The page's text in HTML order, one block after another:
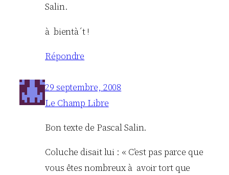
Salin.
à bientà´t !
Répondre
29 septembre, 2008
Le Champ Libre
Bon texte de Pascal Salin.
Coluche disait lui : « C’est pas parce que
vous êtes nombreux à avoir tort que